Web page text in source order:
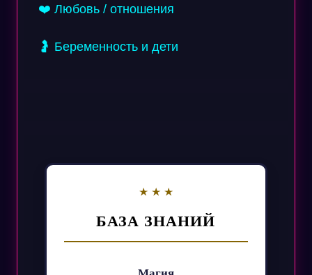
❤️ Любовь / отношения
🤰 Беременность и дети
БАЗА ЗНАНИЙ